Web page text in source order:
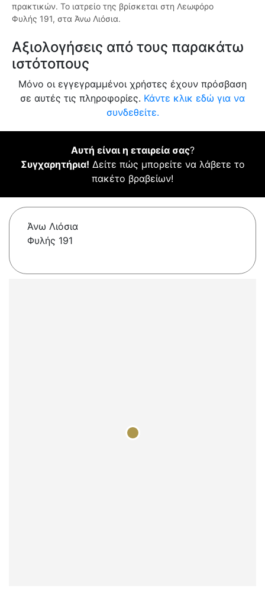
πρακτικών. Το ιατρείο της βρίσκεται στη Λεωφόρο
Φυλής 191, στα Άνω Λιόσια.
Αξιολογήσεις από τους παρακάτω
ιστότοπους
Μόνο οι εγγεγραμμένοι χρήστες έχουν πρόσβαση
σε αυτές τις πληροφορίες. Κάντε κλικ εδώ για να
συνδεθείτε.
Αυτή είναι η εταιρεία σας?
Συγχαρητήρια! Δείτε πώς μπορείτε να λάβετε το
πακέτο βραβείων!
Άνω Λιόσια
Φυλής 191